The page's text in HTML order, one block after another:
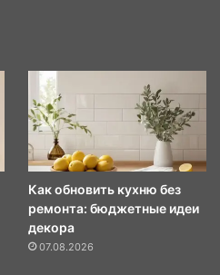
Как обновить кухню без
ремонта: бюджетные идеи
декора
07.08.2026